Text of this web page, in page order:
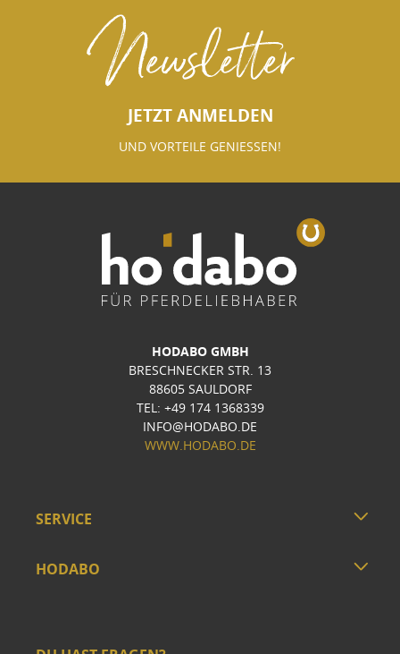
Newsletter
JETZT ANMELDEN
UND VORTEILE GENIESSEN!
HODABO GMBH
BRESCHNECKER STR. 13
88605 SAULDORF
TEL: +49 174 1368339
INFO@HODABO.DE
WWW.HODABO.DE
SERVICE
HODABO